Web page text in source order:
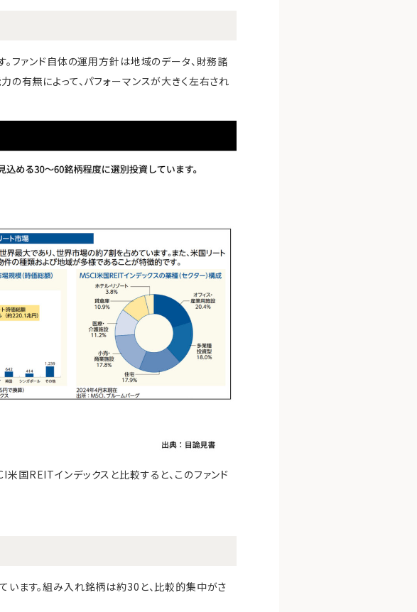
ファンド自体の運用方針は地域のデータ、財務諸
の有無によって、パフォーマンスが大きく左右され
国REITインデックスと比較すると、このファンド
います。組み入れ銘柄は約30と、比較的集中がさ